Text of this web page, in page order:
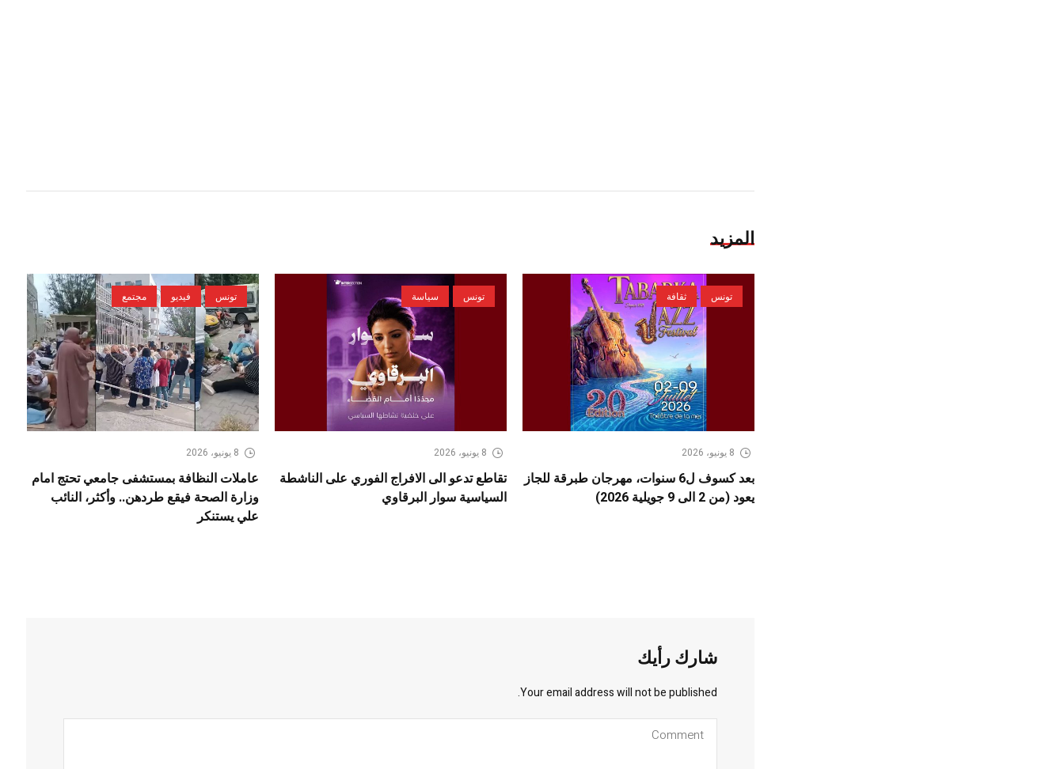
المزيد
تونس ثقافة
8 يونيو، 2026
بعد كسوف ل6 سنوات، مهرجان طبرقة للجاز
يعود (من 2 الى 9 جويلية 2026)
تونس سياسة
8 يونيو، 2026
تقاطع تدعو الى الافراج الفوري على الناشطة
السياسية سوار البرقاوي
تونس فيديو مجتمع
8 يونيو، 2026
عاملات النظافة بمستشفى جامعي تحتج امام
وزارة الصحة فيقع طردهن.. وأكثر، النائب
علي يستنكر
شارك رأيك
Your email address will not be published.